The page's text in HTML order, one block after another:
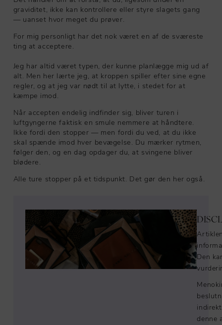
graviditet, ikke kan kontrollere eller styre slagets gang
— uanset hvor meget du prøver.
For mig personligt har det nok været en af de sværeste
ting at acceptere.
Jeg har altid været typen, der kunne planlægge mig ud af
alt. Men her lærte jeg, at kroppen spiller efter sine egne
regler, og at jeg var nødt til at lytte, i stedet for at
kæmpe imod.
Når accepten endelig indfinder sig, bliver turen i
luftgyngerne faktisk en smule nemmere at håndtere.
Ikke fordi den stopper — men fordi du ved, at du ikke
skal spænde imod hver bevægelse. Du mærker rytmen,
følger den, og en dag opdager du, at svingene bliver
blødere.
Alle ture stopper på et tidspunkt. Det gør den her også.
Den
denne